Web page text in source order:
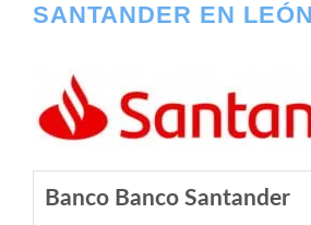
SANTANDER EN LEÓN
Banco Banco Santander